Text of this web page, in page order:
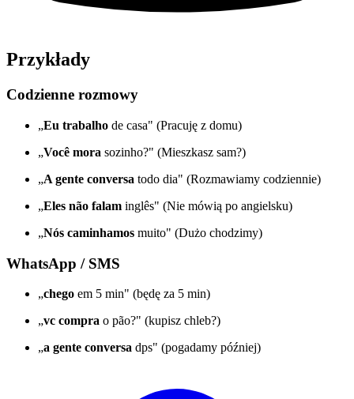
Przykłady
Codzienne rozmowy
„Eu trabalho de casa" (Pracuję z domu)
„Você mora sozinho?" (Mieszkasz sam?)
„A gente conversa todo dia" (Rozmawiamy codziennie)
„Eles não falam inglês" (Nie mówią po angielsku)
„Nós caminhamos muito" (Dużo chodzimy)
WhatsApp / SMS
„chego em 5 min" (będę za 5 min)
„vc compra o pão?" (kupisz chleb?)
„a gente conversa dps" (pogadamy później)